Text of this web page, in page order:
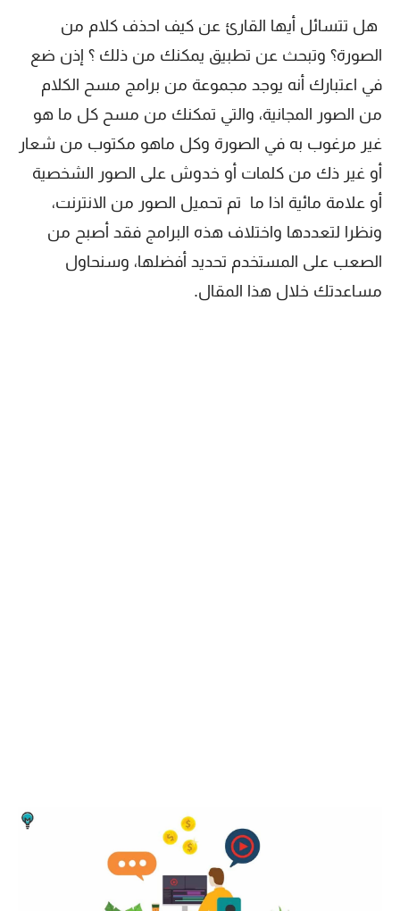
هل تتسائل أيها القارئ عن كيف احذف كلام من
الصورة؟ وتبحث عن تطبيق يمكنك من ذلك ؟ إذن ضع
في اعتبارك أنه يوجد مجموعة من برامج مسح الكلام
من الصور المجانية، والتي تمكنك من مسح كل ما هو
غير مرغوب به في الصورة وكل ماهو مكتوب من شعار
أو غير ذك من كلمات أو خدوش على الصور الشخصية
أو علامة مائية اذا ما تم تحميل الصور من الانترنت،
ونظرا لتعددها واختلاف هذه البرامج فقد أصبح من
الصعب على المستخدم تحديد أفضلها، وسنحاول
مساعدتك خلال هذا المقال.